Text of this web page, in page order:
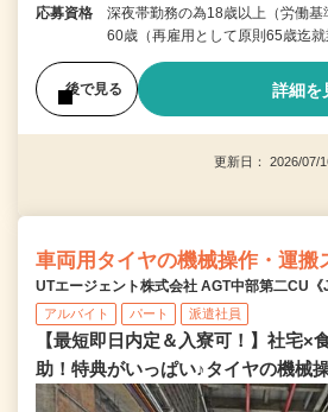
応募資格
深夜帯勤務の為18歳以上（労働
60歳（再雇用として原則65歳迄就
後で見る 詳細を
更新日： 2026/
車両用タイヤの機械操作・運搬
UTエージェント株式会社 AGT中部第二CU《
アルバイト パート 派遣社員
【最短即日内定＆入寮可！】社宅×
助！特典がいっぱい♪タイヤの機械